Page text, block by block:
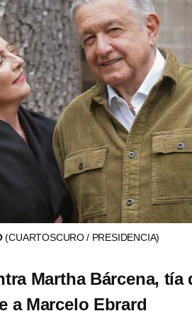
(CUARTOSCURO / PRESIDENCIA)
Martha Bárcena, tía
a Marcelo Ebrard